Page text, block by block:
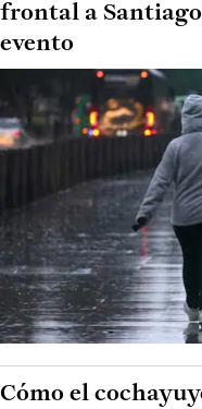
frontal a
evento
Cómo el